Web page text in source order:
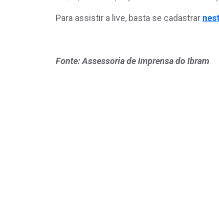
Para assistir a live, basta se cadastrar
Fonte: Assessoria de Imprensa do Ibram